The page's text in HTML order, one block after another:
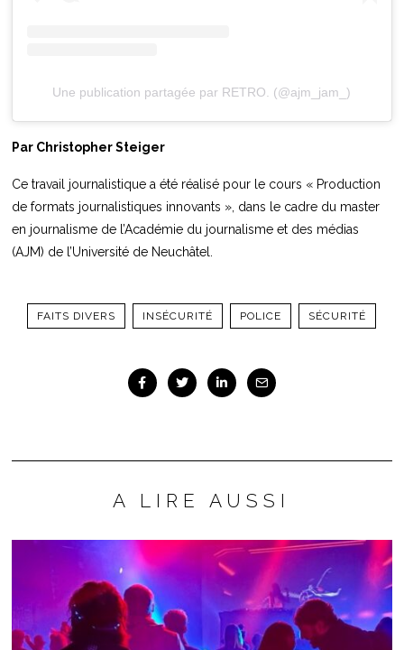
Une publication partagée par RETRO. (@ajm_jam_)
Par Christopher Steiger
Ce travail journalistique a été réalisé pour le cours « Production
de formats journalistiques innovants », dans le cadre du master
en journalisme de l’Académie du journalisme et des médias
(AJM) de l’Université de Neuchâtel.
FAITS DIVERS INSÉCURITÉ POLICE SÉCURITÉ
A LIRE AUSSI